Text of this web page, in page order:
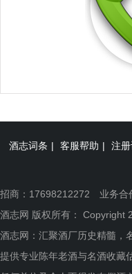
酒志词条 | 客服帮助 | 注
招商：17698212272 业务
酒志网 版权所有： Copyright
酒志网：汇聚酒厂历史精髓，
提供专业陈年老酒与名酒收藏